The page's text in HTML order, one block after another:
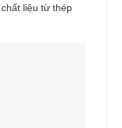
liệu từ thép